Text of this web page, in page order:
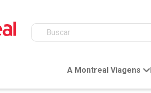
A Montreal Viagens